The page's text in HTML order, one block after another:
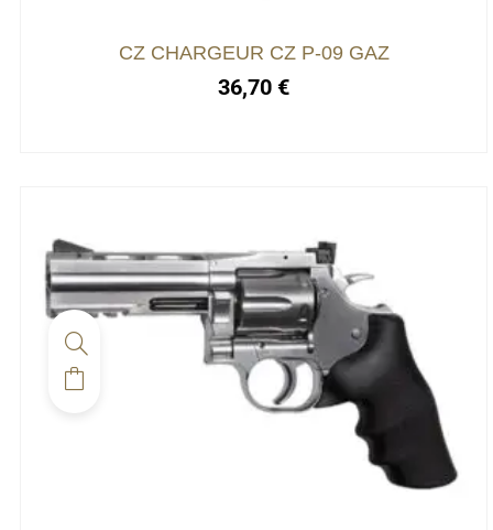
CZ CHARGEUR CZ P-09 GAZ
36,70 €